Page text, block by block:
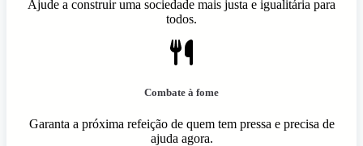
Ajude a construir uma sociedade mais justa e igualitária para
todos.
Combate à fome
Garanta a próxima refeição de quem tem pressa e precisa de
ajuda agora.